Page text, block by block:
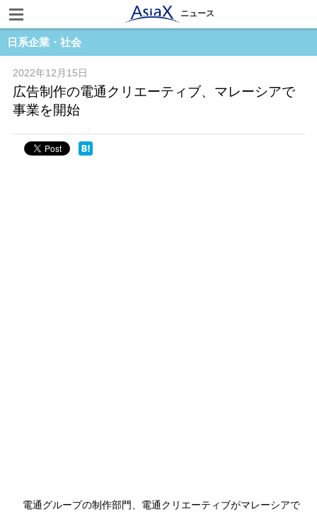
ニュース
日系企業・社会
2022年12月15日
広告制作の電通クリエーティブ、マレーシアで
事業を開始
電通グループの制作部門、電通クリエーティブがマレーシアで